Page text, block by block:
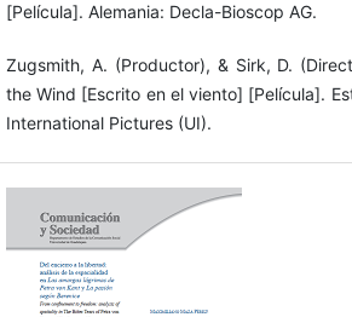
[Película]. Alemania: Decla-Bioscop AG.
Zugsmith, A. (Productor), & Sirk, D.
the Wind [Escrito en el viento] [Película].
International Pictures (UI).